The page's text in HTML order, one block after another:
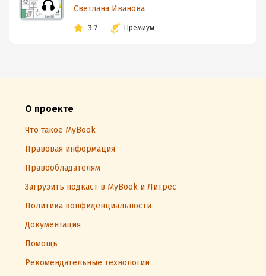
Светлана Иванова
3.7 Премиум
О проекте
Что такое MyBook
Правовая информация
Правообладателям
Загрузить подкаст в MyBook и Литрес
Политика конфиденциальности
Документация
Помощь
Рекомендательные технологии